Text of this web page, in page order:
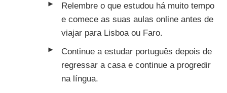
Relembre o que estudou há muito tempo
e comece as suas aulas online antes de
viajar para Lisboa ou Faro.
Continue a estudar português depois de
regressar a casa e continue a progredir
na língua.